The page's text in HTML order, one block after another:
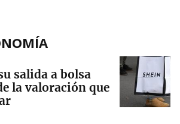
salida a bolsa
la valoración que